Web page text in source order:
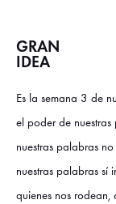
GRAN
Es la semana 3 de
el poder de
nuestras palabras
nuestras palabras sí
quienes nos